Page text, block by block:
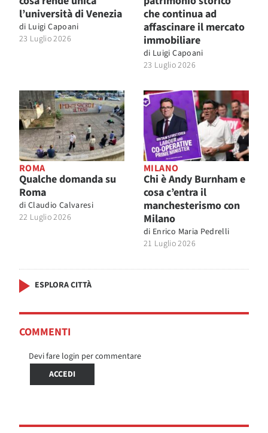
l’università di Venezia
di Luigi Capoani
23 Luglio 2026
che continua ad
affascinare il mercato
immobiliare
di Luigi Capoani
23 Luglio 2026
ROMA
Qualche domanda su
Roma
di Claudio Calvaresi
22 Luglio 2026
MILANO
Chi è Andy Burnham e
cosa c’entra il
manchesterismo con
Milano
di Enrico Maria Pedrelli
21 Luglio 2026
ESPLORA CITTÀ
COMMENTI
Devi fare login per commentare
ACCEDI